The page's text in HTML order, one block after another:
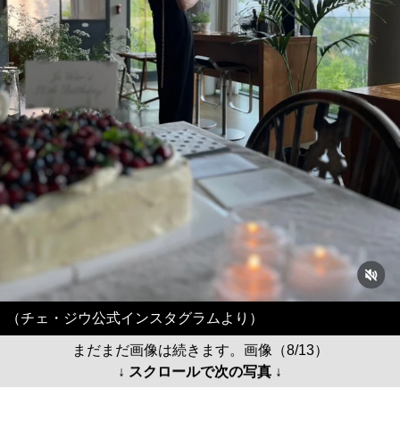
（チェ・ジウ公式インスタグラムより）
まだまだ画像は続きます。画像（8/13）
↓ スクロールで次の写真 ↓